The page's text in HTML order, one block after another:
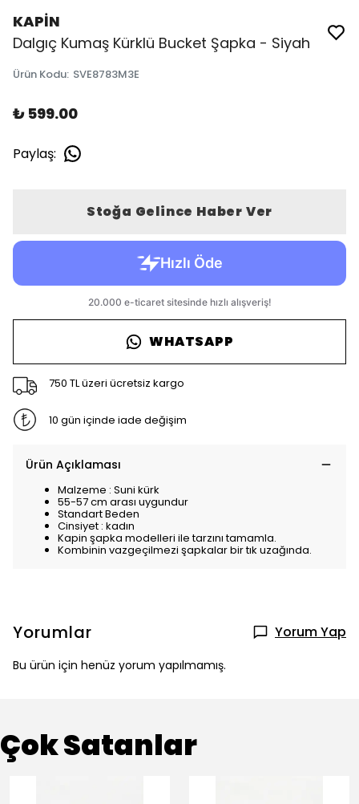
KAPİN
Dalgıç Kumaş Kürklü Bucket Şapka - Siyah
Ürün Kodu: SVE8783M3E
₺ 599.00
Paylaş:
Stoğa Gelince Haber Ver
WHATSAPP
750 TL üzeri ücretsiz kargo
10 gün içinde iade değişim
Ürün Açıklaması
Malzeme : Suni kürk
55-57 cm arası uygundur
Standart Beden
Cinsiyet : kadın
Kapin şapka modelleri ile tarzını tamamla.
Kombinin vazgeçilmezi şapkalar bir tık uzağında.
Yorumlar Yorum Yap
Bu ürün için henüz yorum yapılmamış.
Çok Satanlar